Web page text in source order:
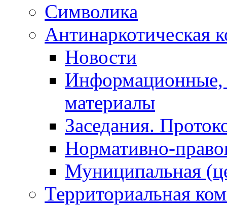
Символика
Антинаркотическая
Новости
Информационные,
материалы
Заседания.
Нормативно-
Муниципальная
Территориальная